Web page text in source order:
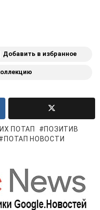
Добавить в избранное
ПОТАП
ПОЗИТИВ
ПОТАП НОВОСТИ